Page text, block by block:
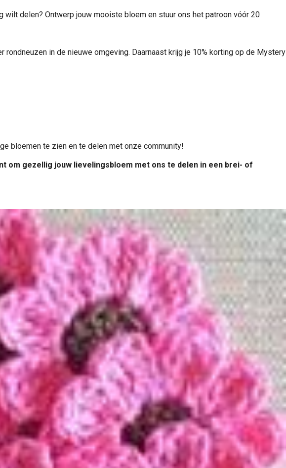
wilt delen? Ontwerp jouw mooiste bloem en stuur ons het patroon vóór 20
in de nieuwe omgeving. Daarnaast krijg je 10% korting op de Mystery
bloemen te zien en te delen met onze community!
om gezellig jouw lievelingsbloem met ons te delen in een brei- of